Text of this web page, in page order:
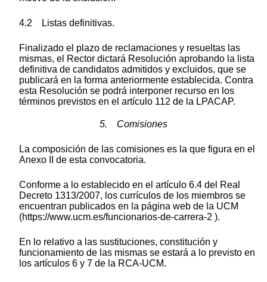
4.2 Listas definitivas.
Finalizado el plazo de reclamaciones y resueltas las
mismas, el Rector dictará Resolución aprobando la lista
definitiva de candidatos admitidos y excluidos, que se
publicará en la forma anteriormente establecida. Contra
esta Resolución se podrá interponer recurso en los
términos previstos en el artículo 112 de la LPACAP.
5. Comisiones
La composición de las comisiones es la que figura en el
Anexo II de esta convocatoria.
Conforme a lo establecido en el artículo 6.4 del Real
Decreto 1313/2007, los currículos de los miembros se
encuentran publicados en la página web de la UCM
(https://www.ucm.es/funcionarios-de-carrera-2 ).
En lo relativo a las sustituciones, constitución y
funcionamiento de las mismas se estará a lo previsto en
los artículos 6 y 7 de la RCA-UCM.